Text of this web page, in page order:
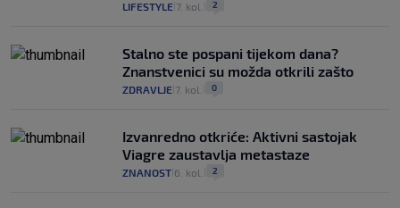
LIFESTYLE 7. kol. 2
Stalno ste pospani tijekom dana?
Znanstvenici su možda otkrili zašto
ZDRAVLJE 7. kol. 0
Izvanredno otkriće: Aktivni sastojak
Viagre zaustavlja metastaze
ZNANOST 6. kol. 2